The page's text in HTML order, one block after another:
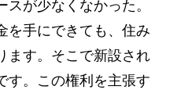
が少なくなかった。
を手にできても、住み
ます。そこで新設され
す。この権利を主張す